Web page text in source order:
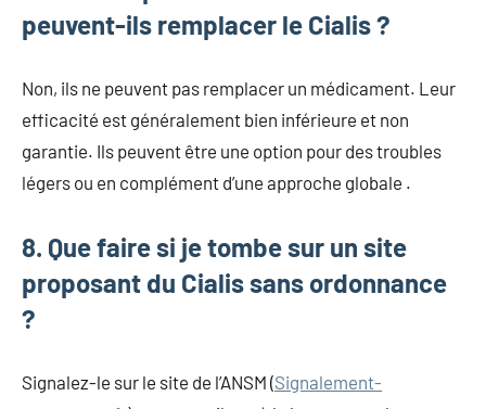
peuvent-ils remplacer le Cialis ?
Non, ils ne peuvent pas remplacer un médicament. Leur
efficacité est généralement bien inférieure et non
garantie. Ils peuvent être une option pour des troubles
légers ou en complément d’une approche globale .
8. Que faire si je tombe sur un site
proposant du Cialis sans ordonnance
?
Signalez-le sur le site de l’ANSM (Signalement-